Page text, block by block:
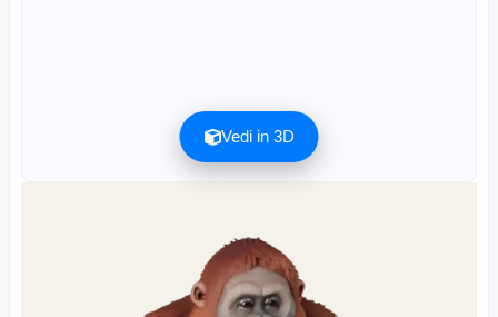
Vedi in 3D
L'anteprima è gratuita. La qualità completa richiede la registrazione e 1 credito.
Scarica